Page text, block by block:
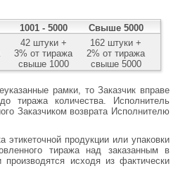
1001 - 5000
Свыше 5000
42 штуки +
3% от тиража
свыше 1000
162 штуки +
2% от тиража
свыше 5000
рамки, то Заказчик вправе
тиража количества. Исполнитель
Заказчиком возврата Исполнителю
этикеточной продукции или упаковки
тиража над заказанным в
исходя из фактически